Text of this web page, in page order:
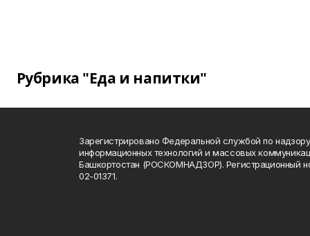
Рубрика "Еда и напитки"
Зарегистрировано Федеральной службой по
информационных технологий и массовых
Башкортостан (РОСКОМНАДЗОР). Регистрационный
02-01371.